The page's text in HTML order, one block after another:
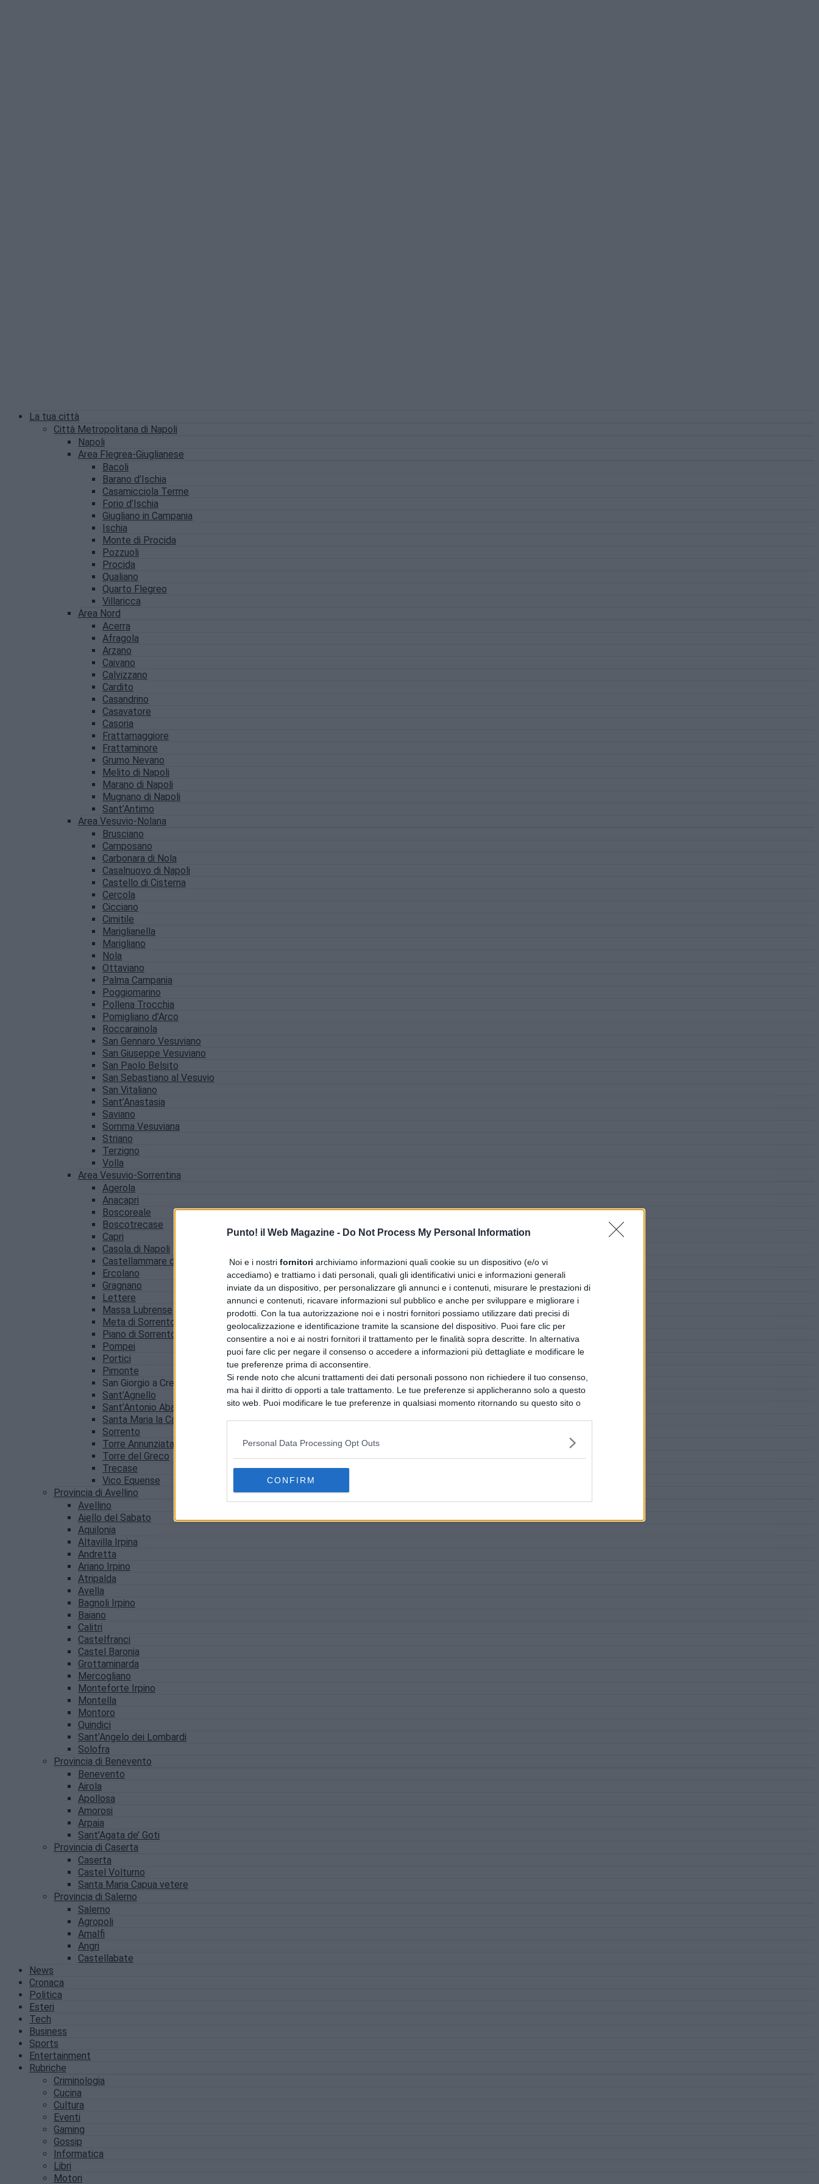
Punto! il Web Magazine - Do Not Process My Personal Information
Noi e i nostri fornitori archiviamo informazioni quali cookie su un dispositivo (e/o vi
accediamo) e trattiamo i dati personali, quali gli identificativi unici e informazioni generali
inviate da un dispositivo, per personalizzare gli annunci e i contenuti, misurare le prestazioni di
annunci e contenuti, ricavare informazioni sul pubblico e anche per sviluppare e migliorare i
prodotti. Con la tua autorizzazione noi e i nostri fornitori possiamo utilizzare dati precisi di
geolocalizzazione e identificazione tramite la scansione del dispositivo. Puoi fare clic per
consentire a noi e ai nostri fornitori il trattamento per le finalità sopra descritte. In alternativa
puoi fare clic per negare il consenso o accedere a informazioni più dettagliate e modificare le
tue preferenze prima di acconsentire.
Si rende noto che alcuni trattamenti dei dati personali possono non richiedere il tuo consenso,
ma hai il diritto di opporti a tale trattamento. Le tue preferenze si applicheranno solo a questo
sito web. Puoi modificare le tue preferenze in qualsiasi momento ritornando su questo sito o
Personal Data Processing Opt Outs
CONFIRM
La tua città
Città Metropolitana di Napoli
Napoli
Area Flegrea-Giuglianese
Bacoli
Barano d’Ischia
Casamicciola Terme
Forio d’Ischia
Giugliano in Campania
Ischia
Monte di Procida
Pozzuoli
Procida
Qualiano
Quarto Flegreo
Villaricca
Area Nord
Acerra
Afragola
Arzano
Caivano
Calvizzano
Cardito
Casandrino
Casavatore
Casoria
Frattamaggiore
Frattaminore
Grumo Nevano
Melito di Napoli
Marano di Napoli
Mugnano di Napoli
Sant’Antimo
Area Vesuvio-Nolana
Brusciano
Camposano
Carbonara di Nola
Casalnuovo di Napoli
Castello di Cisterna
Cercola
Cicciano
Cimitile
Mariglianella
Marigliano
Nola
Ottaviano
Palma Campania
Poggiomarino
Pollena Trocchia
Pomigliano d’Arco
Roccarainola
San Gennaro Vesuviano
San Giuseppe Vesuviano
San Paolo Belsito
San Sebastiano al Vesuvio
San Vitaliano
Sant’Anastasia
Saviano
Somma Vesuviana
Striano
Terzigno
Volla
Area Vesuvio-Sorrentina
Agerola
Anacapri
Boscoreale
Boscotrecase
Capri
Casola di Napoli
Castellammare di Stabia
Ercolano
Gragnano
Lettere
Massa Lubrense
Meta di Sorrento
Piano di Sorrento
Pompei
Portici
Pimonte
San Giorgio a Cremano
Sant’Agnello
Sant’Antonio Abate
Santa Maria la Carità
Sorrento
Torre Annunziata
Torre del Greco
Trecase
Vico Equense
Provincia di Avellino
Avellino
Aiello del Sabato
Aquilonia
Altavilla Irpina
Andretta
Ariano Irpino
Atripalda
Avella
Bagnoli Irpino
Baiano
Calitri
Castelfranci
Castel Baronia
Grottaminarda
Mercogliano
Monteforte Irpino
Montella
Montoro
Quindici
Sant’Angelo dei Lombardi
Solofra
Provincia di Benevento
Benevento
Airola
Apollosa
Amorosi
Arpaia
Sant’Agata de’ Goti
Provincia di Caserta
Caserta
Castel Volturno
Santa Maria Capua vetere
Provincia di Salerno
Salerno
Agropoli
Amalfi
Angri
Castellabate
News
Cronaca
Politica
Esteri
Tech
Business
Sports
Entertainment
Rubriche
Criminologia
Cucina
Cultura
Eventi
Gaming
Gossip
Informatica
Libri
Motori